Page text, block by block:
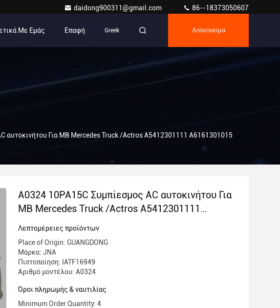
daidong900311@gmail.com 86--18373050607
Με Εμάς Επαφή Greek Απόσπασμα
αυτοκινήτου Για MB Mercedes Truck /Actros A5412301111 A6161301015
A0324 10PA15C Συμπίεσμος AC αυτοκινήτου Για
MB Mercedes Truck /Actros A5412301111
A6161301015 6161301015 5412300111 4471006
Λεπτομέρειες προϊόντων
Place of Origin: GUANGDONG
Μάρκα: JNA
Πιστοποίηση: IATF16949
Αριθμό μοντέλου: Α0324
Όροι πληρωμής & ναυτιλίας
Minimum Order Quantity: 4